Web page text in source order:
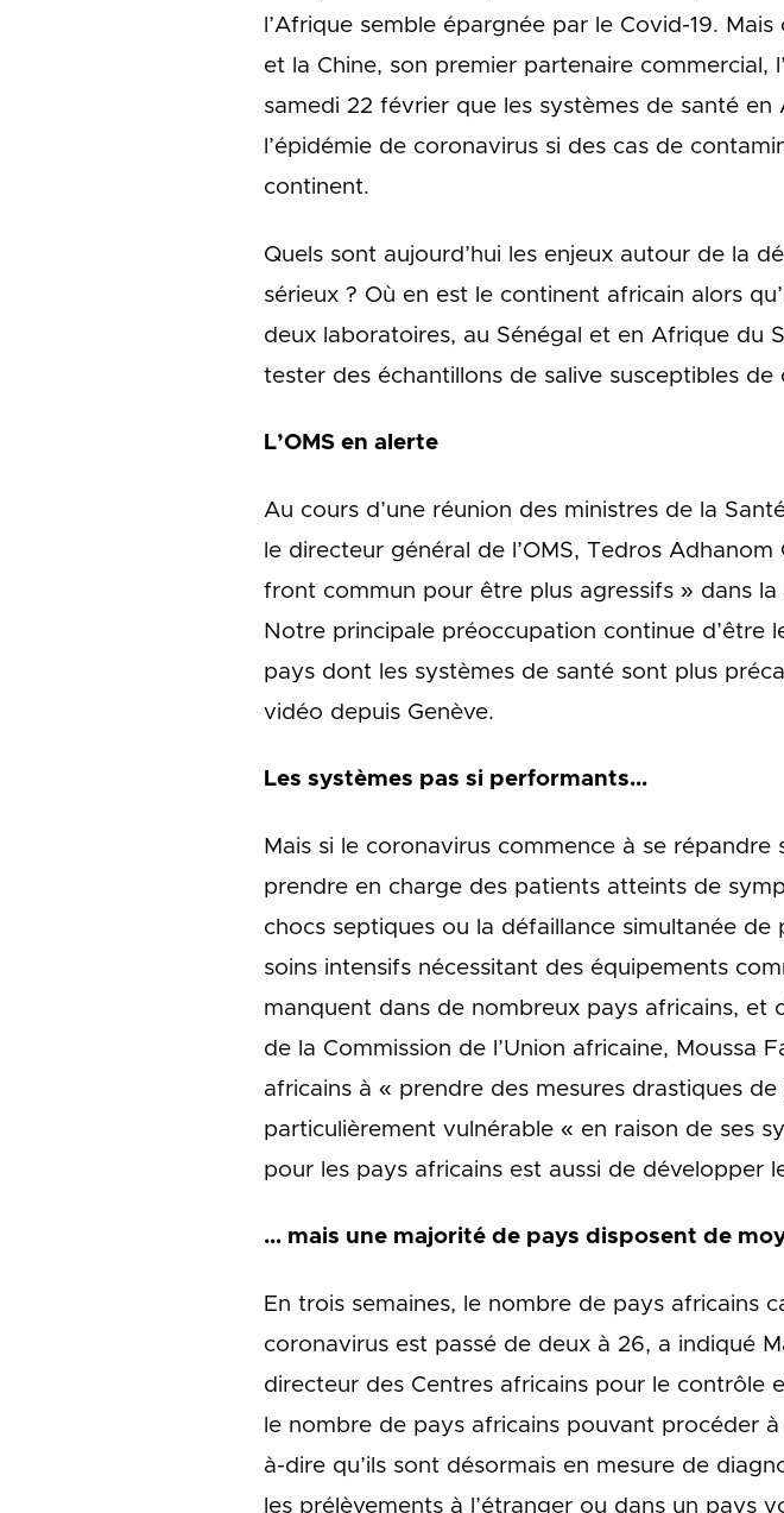
l’Afrique semble épargnée par le Covid-19.
et la Chine, son premier partenaire commercial,
samedi 22 février que les systèmes de santé
l’épidémie de coronavirus si des cas de
continent.
Quels sont aujourd’hui les enjeux autour de la
sérieux ? Où en est le continent africain alors
deux laboratoires, au Sénégal et en Afrique du
tester des échantillons de salive susceptibles de
L’OMS en alerte
Au cours d’une réunion des ministres de la
le directeur général de l’OMS, Tedros
front commun pour être plus agressifs » dans
Notre principale préoccupation continue d’être
pays dont les systèmes de santé sont plus
vidéo depuis Genève.
Les systèmes pas si performants…
Mais si le coronavirus commence à se
prendre en charge des patients atteints de
chocs septiques ou la défaillance simultanée
soins intensifs nécessitant des équipements
manquent dans de nombreux pays africains, et
de la Commission de l’Union africaine, Moussa
africains à « prendre des mesures drastiques
particulièrement vulnérable « en raison de ses
pour les pays africains est aussi de développer
… mais une majorité de pays disposent de
En trois semaines, le nombre de pays africains
coronavirus est passé de deux à 26, a indiqué
directeur des Centres africains pour le contrôle
le nombre de pays africains pouvant procéder
à-dire qu’ils sont désormais en mesure de
les prélèvements à l’étranger ou dans un pays